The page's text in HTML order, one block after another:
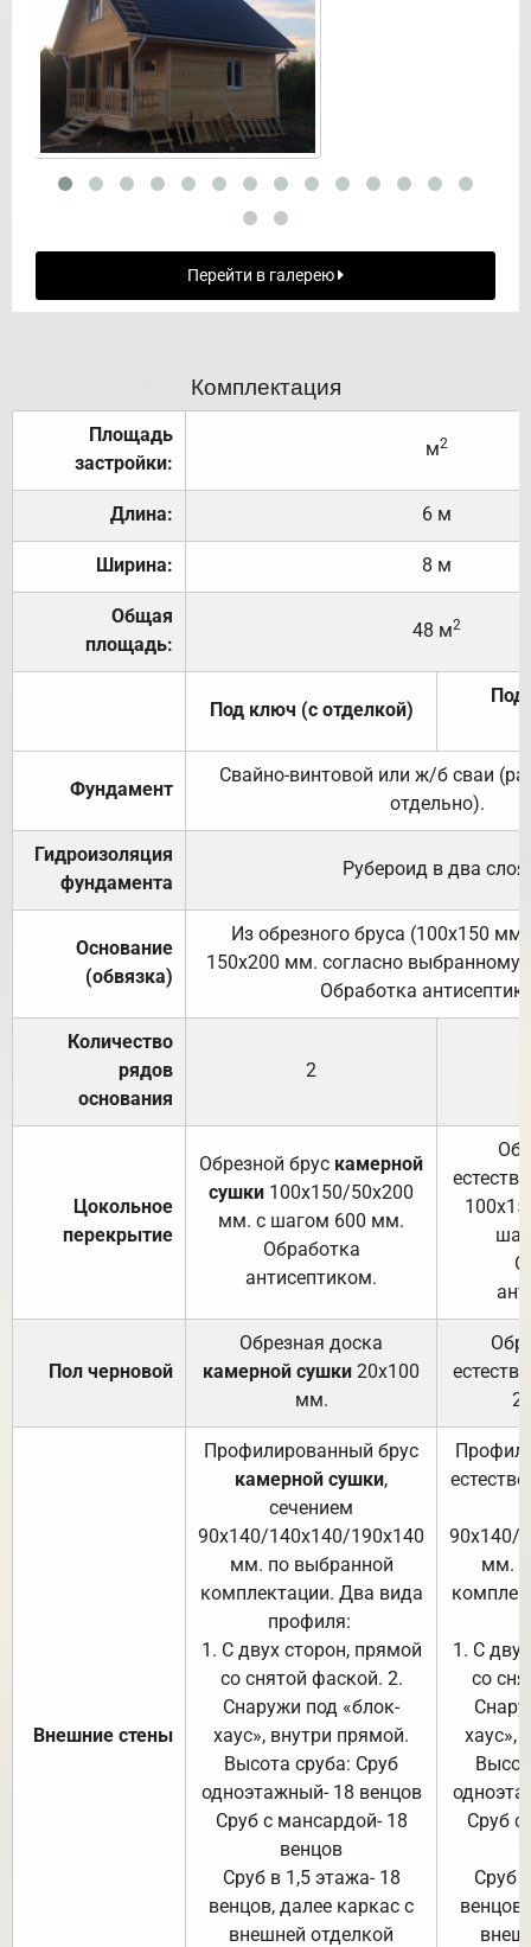
Перейти в галерею
Комплектация
Площадь
застройки:
м2
Длина: 6 м
Ширина: 8 м
Общая
площадь:
48 м2
Под ключ (с отделкой)
Под
Фундамент
Свайно-винтовой или ж/б сваи
отдельно).
Гидроизоляция
фундамента
Рубероид в два слоя.
Основание
(обвязка)
Из обрезного бруса (100х150
150х200 мм. согласно выбранному
Обработка
Количество
рядов
основания
2
Цокольное
перекрытие
Обрезной брус камерной
сушки 100х150/50х200
мм. с шагом 600 мм.
Обработка
антисептиком.
Пол черновой
Обрезная доска
камерной сушки 20х100
мм.
Внешние стены
Профилированный брус
камерной сушки,
сечением
90х140/140х140/190х140
мм. по выбранной
комплектации. Два вида
профиля:
1. С двух сторон, прямой
со снятой фаской. 2.
Снаружи под «блок-
хаус», внутри прямой.
Высота сруба: Сруб
одноэтажный- 18 венцов
Сруб с мансардой- 18
венцов
Сруб в 1,5 этажа- 18
венцов, далее каркас с
внешней отделкой
90х140/
мм.
1. С
со
хаус»,
Сруб с
Сруб